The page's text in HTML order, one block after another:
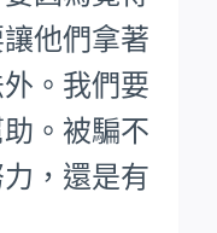
他們拿著
。 我們要
。被騙不
，還是有